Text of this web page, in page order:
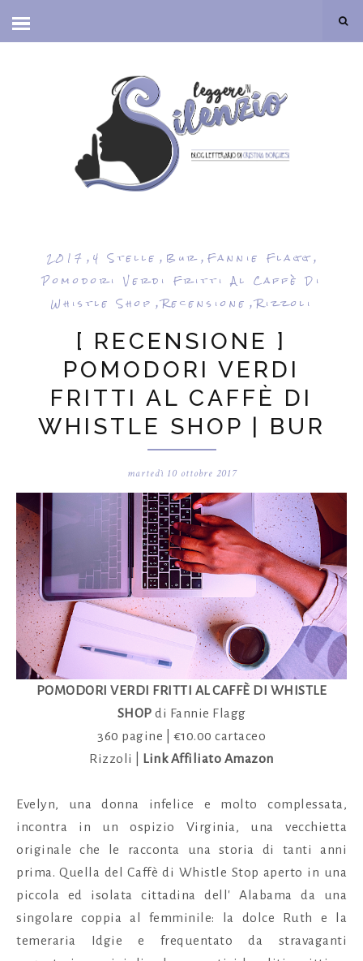
2017 , 4 Stelle , Bur, Fannie Flagg,
Pomodori Verdi Fritti Al Caffè Di
Whistle Shop ,Recensione ,Rizzoli
[ RECENSIONE ]
POMODORI VERDI
FRITTI AL CAFFÈ DI
WHISTLE SHOP | BUR
martedì 10 ottobre 2017
POMODORI VERDI FRITTI AL CAFFÈ DI WHISTLE
SHOP di Fannie Flagg
360 pagine | €10.00 cartaceo
Rizzoli | Link Affiliato Amazon
Evelyn, una donna infelice e molto complessata,
incontra in un ospizio Virginia, una vecchietta
originale che le racconta una storia di tanti anni
prima. Quella del Caffè di Whistle Stop aperto in una
piccola ed isolata cittadina dell' Alabama da una
singolare coppia al femminile: la dolce Ruth e la
temeraria Idgie e frequentato da stravaganti